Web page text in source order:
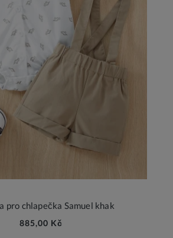
pro chlapečka Samuel khak
885,00 Kč